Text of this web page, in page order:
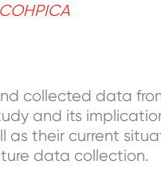
collected data
and its
as their current
data collection.